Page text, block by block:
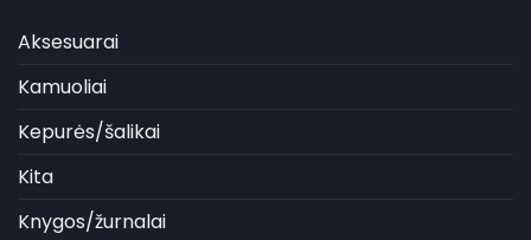
Aksesuarai
Kamuoliai
Kepurės/šalikai
Kita
Knygos/žurnalai